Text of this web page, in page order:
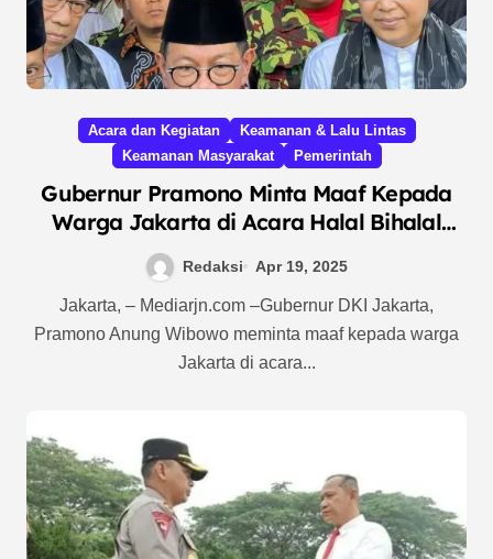
Acara dan Kegiatan
Keamanan & Lalu Lintas
Keamanan Masyarakat
Pemerintah
Gubernur Pramono Minta Maaf Kepada
Warga Jakarta di Acara Halal Bihalal
Muhammadiyah DKI Jakarta
Redaksi Apr 19, 2025
Jakarta, – Mediarjn.com –Gubernur DKI Jakarta,
Pramono Anung Wibowo meminta maaf kepada warga
Jakarta di acara...